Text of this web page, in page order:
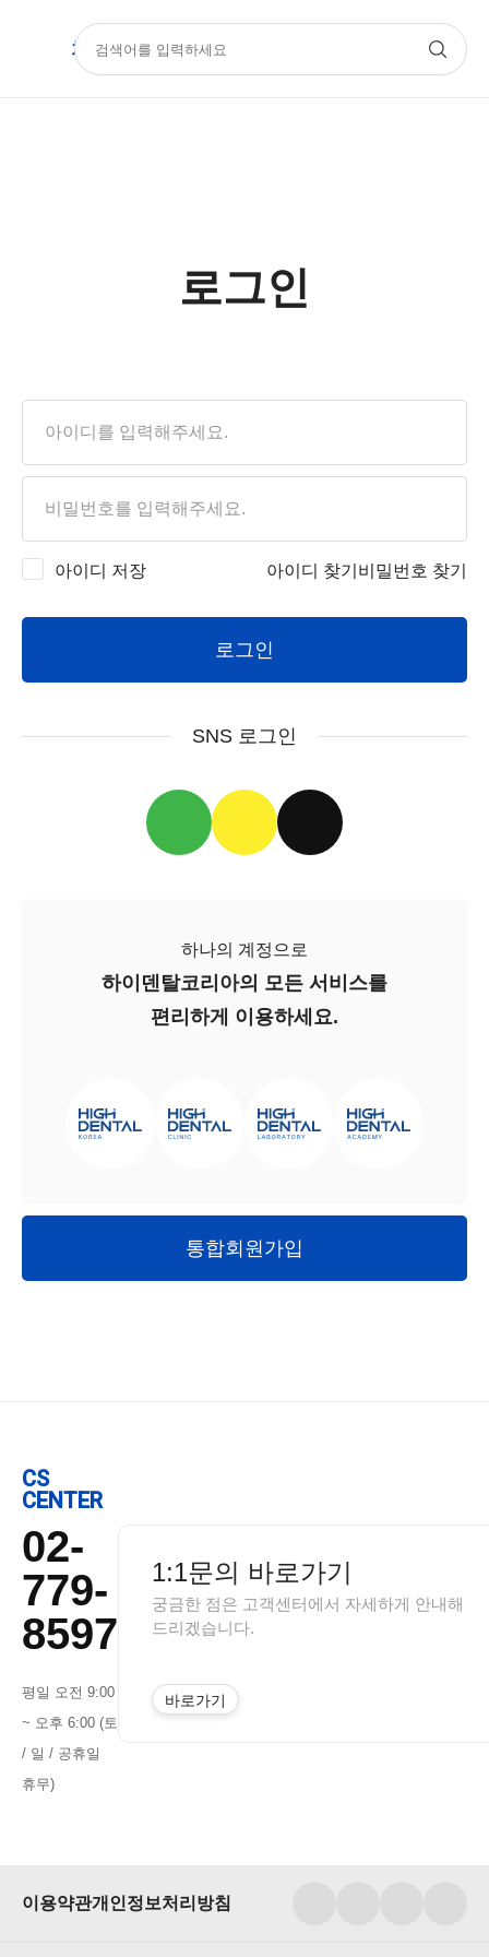
치과몰기공몰아카데미
로그인
아이디 저장 아이디 찾기 비밀번호 찾기
로그인
SNS 로그인
하나의 계정으로
하이덴탈코리아의 모든 서비스를
편리하게 이용하세요.
통합회원가입
CS
CENTER
02-
779-
8597
평일 오전 9:00
~ 오후 6:00 (토
/ 일 / 공휴일
휴무)
1:1문의 바로가기
궁금한 점은 고객센터에서 자세하게 안내해
드리겠습니다.
바로가기
이용약관개인정보처리방침